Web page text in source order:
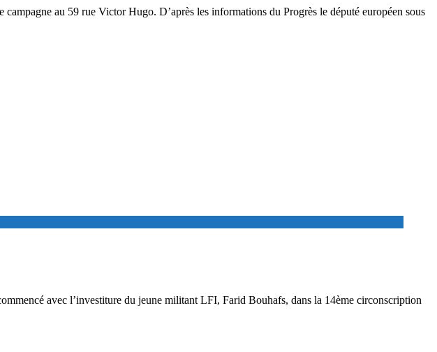
au 59 rue Victor Hugo. D’après les informations du Progrès le député européen sous
avec l’investiture du jeune militant LFI, Farid Bouhafs, dans la 14ème circonscription